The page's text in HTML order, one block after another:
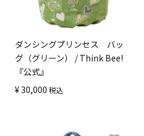
ダンシングプリンセス バッ
グ（グリーン） / Think Bee!
『公式』
¥30,000 税込